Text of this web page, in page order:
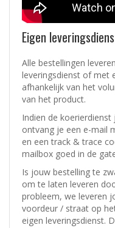
Eigen
Alle bestellingen
leveringsdienst of met
afhankelijk van het
van het product.
Indien de
ontvang je een e-mail
en een track & trace
mailbox goed in de
Is jouw bestelling te
om te laten leveren
probleem, we leveren
voordeur / straat op
eigen leveringsdienst.